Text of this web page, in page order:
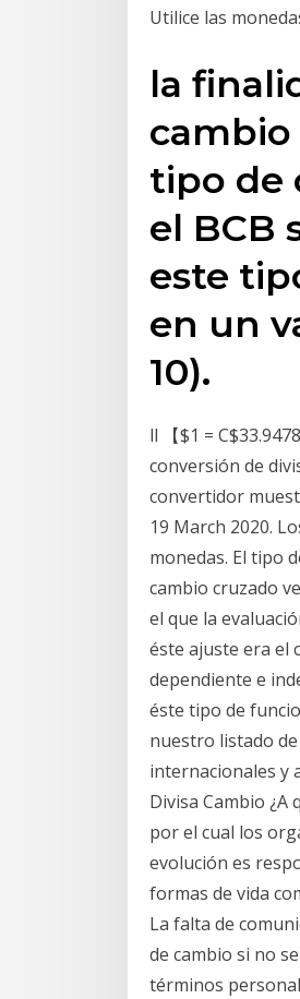
Utilice las
la
cambio
tipo de
el BCB
este
en un
10).
ll 【$1 =
conversión de
convertidor
19 March 2020.
monedas. El tipo
cambio cruzado
el que la
éste ajuste era el
dependiente e
éste tipo de
nuestro listado
internacionales y
Divisa Cambio ¿A
por el cual los
evolución es
formas de vida
La falta de
de cambio si no
términos